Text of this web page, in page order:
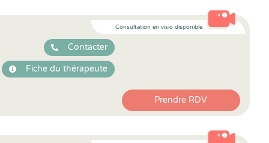
Consultation en visio disponible
Contacter
Fiche du thérapeute
Prendre RDV